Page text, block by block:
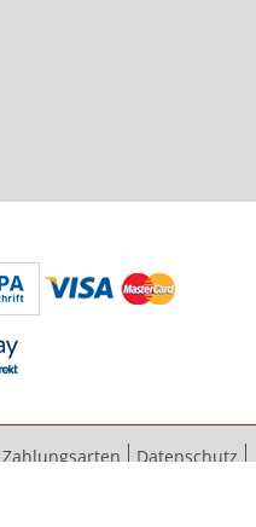
Zahlungsarten
Datenschutz